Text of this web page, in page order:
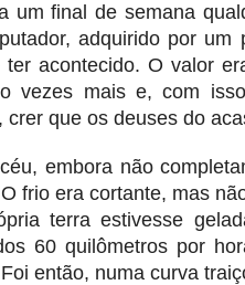
um final de semana
adquirido por
ter acontecido. O valor
vezes mais e, com
crer que os deuses do
embora não
frio era cortante, mas
terra estivesse
60 quilômetros por
então, numa curva